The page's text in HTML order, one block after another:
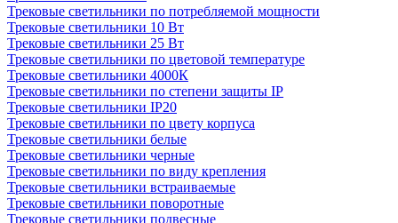
Трековые светильники по потребляемой мощности
Трековые светильники 10 Вт
Трековые светильники 25 Вт
Трековые светильники по цветовой температуре
Трековые светильники 4000К
Трековые светильники по степени защиты IP
Трековые светильники IP20
Трековые светильники по цвету корпуса
Трековые светильники белые
Трековые светильники черные
Трековые светильники по виду крепления
Трековые светильники встраиваемые
Трековые светильники поворотные
Трековые светильники подвесные